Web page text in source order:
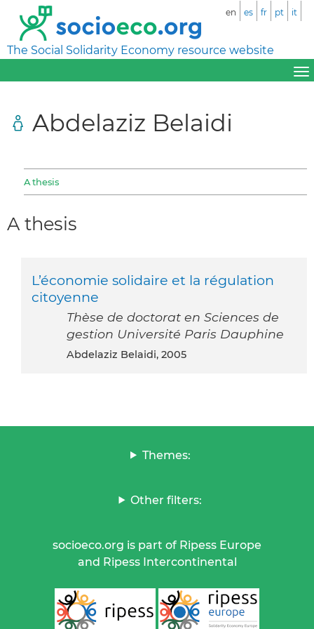
The Social Solidarity Economy resource website
en es fr pt it
Abdelaziz Belaidi
A thesis
A thesis
L’économie solidaire et la régulation
citoyenne
Thèse de doctorat en Sciences de
gestion Université Paris Dauphine
Abdelaziz Belaidi, 2005
Themes:
Other filters:
socioeco.org is part of Ripess Europe
and Ripess Intercontinental